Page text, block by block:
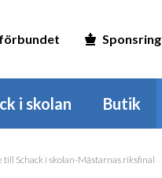
Sponsring
i skolan Butik
till Schack i skolan-Mästarnas riksfinal